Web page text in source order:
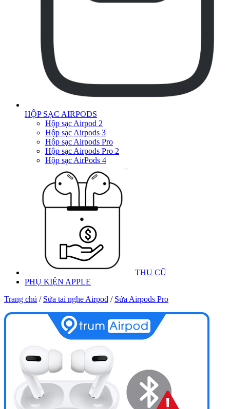
HỘP SẠC AIRPODS
Hộp sạc Airpod 2
Hộp sạc Airpods 3
Hộp sạc Airpods Pro
Hộp sạc Airpods Pro 2
Hộp sạc AirPods 4
THU CŨ
PHỤ KIỆN APPLE
Trang chủ / Sửa tai nghe Airpod / Sửa Airpods Pro